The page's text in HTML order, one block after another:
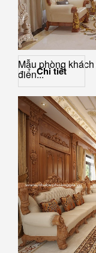
Mẫu phòng
điển...Chi tiết